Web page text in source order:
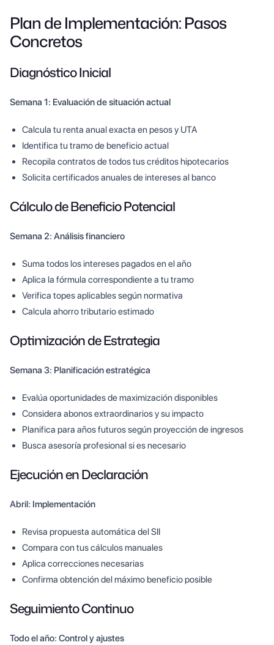
Plan de Implementación: Pasos
Concretos
Diagnóstico Inicial
Semana 1: Evaluación de situación actual
Calcula tu renta anual exacta en pesos y UTA
Identifica tu tramo de beneficio actual
Recopila contratos de todos tus créditos hipotecarios
Solicita certificados anuales de intereses al banco
Cálculo de Beneficio Potencial
Semana 2: Análisis financiero
Suma todos los intereses pagados en el año
Aplica la fórmula correspondiente a tu tramo
Verifica topes aplicables según normativa
Calcula ahorro tributario estimado
Optimización de Estrategia
Semana 3: Planificación estratégica
Evalúa oportunidades de maximización disponibles
Considera abonos extraordinarios y su impacto
Planifica para años futuros según proyección de ingresos
Busca asesoría profesional si es necesario
Ejecución en Declaración
Abril: Implementación
Revisa propuesta automática del SII
Compara con tus cálculos manuales
Aplica correcciones necesarias
Confirma obtención del máximo beneficio posible
Seguimiento Continuo
Todo el año: Control y ajustes